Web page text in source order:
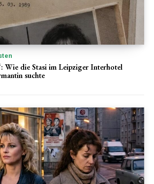
Wie die Stasi im Leipziger Interhotel
suchte